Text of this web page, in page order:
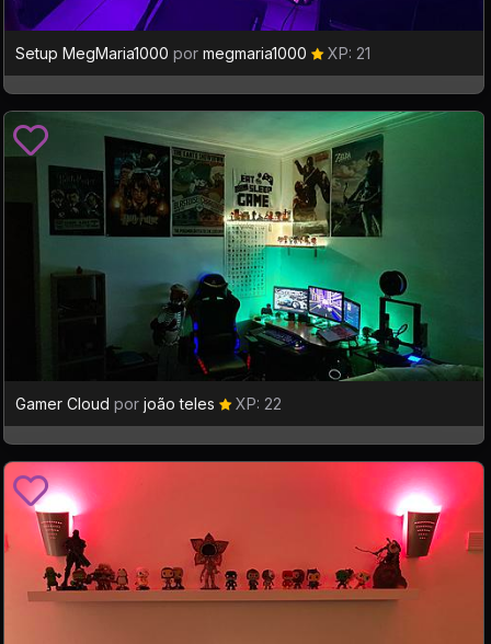
Setup MegMaria1000 por megmaria1000 XP: 21
Gamer Cloud por joão teles XP: 22